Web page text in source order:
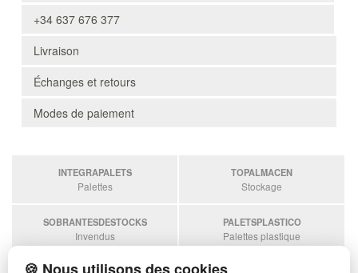
+34 637 676 377
Livraison
Échanges et retours
Modes de paiement
INTEGRAPALETS
Palettes
TOPALMACEN
Stockage
SOBRANTESDESTOCKS
Invendus
PALETSPLASTICO
Palettes plastique